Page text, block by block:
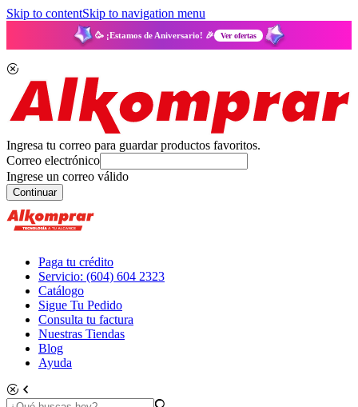
Skip to contentSkip to navigation menu
🥳 ¡Estamos de Aniversario! 🎉 Ver ofertas
Ingresa tu correo para guardar productos favoritos.
Correo electrónico
Ingrese un correo válido
Continuar
Paga tu crédito
Servicio: (604) 604 2323
Catálogo
Sigue Tu Pedido
Consulta tu factura
Nuestras Tiendas
Blog
Ayuda